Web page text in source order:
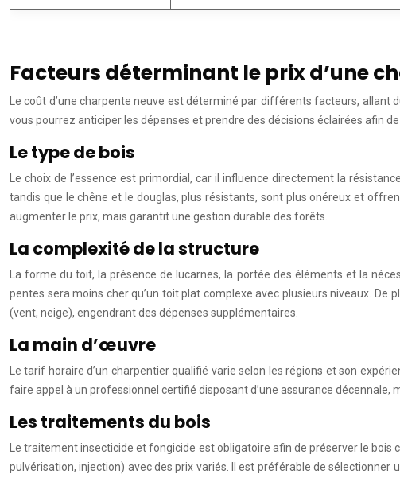
Facteurs déterminant le prix d’une
Le coût d’une charpente neuve est déterminé par différents facteurs,
vous pourrez anticiper les dépenses et prendre des décisions éclairées afin
Le type de bois
Le choix de l’essence est primordial, car il influence directement la
tandis que le chêne et le douglas, plus résistants, sont plus onéreux et
augmenter le prix, mais garantit une gestion durable des forêts.
La complexité de la structure
La forme du toit, la présence de lucarnes, la portée des éléments et la
pentes sera moins cher qu’un toit plat complexe avec plusieurs niveaux.
(vent, neige), engendrant des dépenses supplémentaires.
La main d’œuvre
Le tarif horaire d’un charpentier qualifié varie selon les régions et son
faire appel à un professionnel certifié disposant d’une assurance décennale,
Les traitements du bois
Le traitement insecticide et fongicide est obligatoire afin de préserver le
pulvérisation, injection) avec des prix variés. Il est préférable de